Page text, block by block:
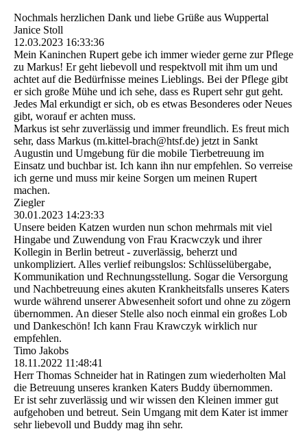
Nochmals herzlichen Dank und liebe Grüße aus Wuppertal
Janice Stoll
12.03.2023 16:33:36
Mein Kaninchen Rupert gebe ich immer wieder gerne zur Pflege
zu Markus! Er geht liebevoll und respektvoll mit ihm um und
achtet auf die Bedürfnisse meines Lieblings. Bei der Pflege gibt
er sich große Mühe und ich sehe, dass es Rupert sehr gut geht.
Jedes Mal erkundigt er sich, ob es etwas Besonderes oder Neues
gibt, worauf er achten muss.
Markus ist sehr zuverlässig und immer freundlich. Es freut mich
sehr, dass Markus (­m.­kittel-­brach@­htsf.­de)­ jetzt in Sankt
Augustin und Umgebung für die mobile Tierbetreuung im
Einsatz und buchbar ist. Ich kann ihn nur empfehlen. So verreise
ich gerne und muss mir keine Sorgen um meinen Rupert
machen.
Ziegler
30.01.2023 14:23:33
Unsere beiden Katzen wurden nun schon mehrmals mit viel
Hingabe und Zuwendung von Frau Kracwczyk und ihrer
Kollegin in Berlin betreut - zuverlässig, beherzt und
unkompliziert. Alles verlief reibungslos: Schlüsselübergabe,
Kommunikation und Rechnungsstellung. Sogar die Versorgung
und Nachbetreuung eines akuten Krankheitsfalls unseres Katers
wurde während unserer Abwesenheit sofort und ohne zu zögern
übernommen. An dieser Stelle also noch einmal ein großes Lob
und Dankeschön! Ich kann Frau Krawczyk wirklich nur
empfehlen.
Timo Jakobs
18.11.2022 11:48:41
Herr Thomas Schneider hat in Ratingen zum wiederholten Mal
die Betreuung unseres kranken Katers Buddy übernommen.
Er ist sehr zuverlässig und wir wissen den Kleinen immer gut
aufgehoben und betreut. Sein Umgang mit dem Kater ist immer
sehr liebevoll und Buddy mag ihn sehr.